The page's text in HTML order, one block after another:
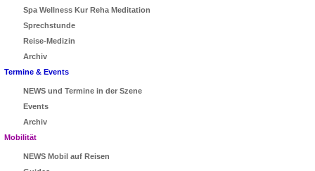
Spa Wellness Kur Reha Meditation
Sprechstunde
Reise-Medizin
Archiv
Termine & Events
NEWS und Termine in der Szene
Events
Archiv
Mobilität
NEWS Mobil auf Reisen